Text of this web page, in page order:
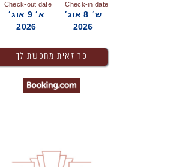
Check-in date
ש׳ 8 אוג׳
2026
Check-out date
א׳ 9 אוג׳
2026